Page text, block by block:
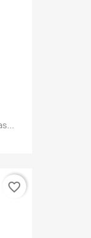
favorite_border